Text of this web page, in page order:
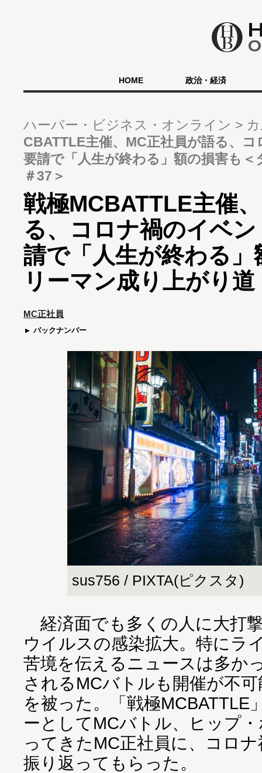
HOME 政治・経済
ハーバー・ビジネス・オンライン
CBATTLE主催、MC正社員が語る、
要請で「人生が終わる」額の損害も
＃37＞
戦極MCBATTLE主催
る、コロナ禍のイベ
請で「人生が終わる
リーマン成り上がり
MC正社員
バックナンバー
sus756 / PIXTA(ピクスタ)
経済面でも多くの人に大打
ウイルスの感染拡大。特にラ
苦境を伝えるニュースは多か
されるMCバトルも開催が不
を被った。「戦極MCBATTLE
ーとしてMCバトル、ヒップ
ってきたMC正社員に、コロ
振り返ってもらった。